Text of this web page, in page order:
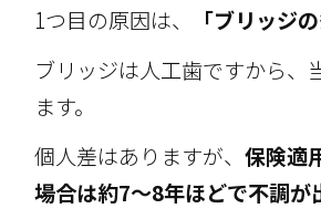
1つ目の原因は、 「ブリッジの
ブリッジは人工歯ですから、
ます。
個人差はありますが、保険適
場合は約7～8年ほどで不調が